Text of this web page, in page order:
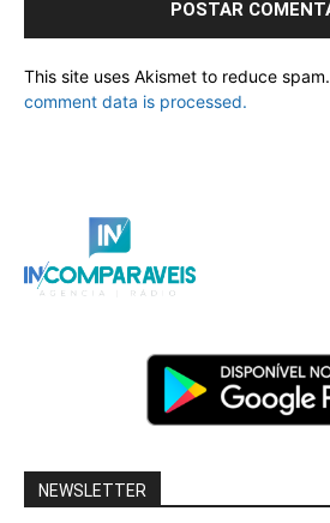
This site uses Akismet to reduce spam.
comment data is processed.
NEWSLETTER